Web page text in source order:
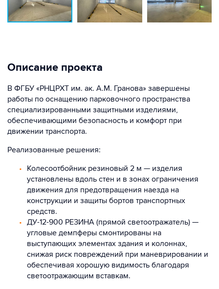
Описание проекта
В ФГБУ «РНЦРХТ им. ак. А.М. Гранова» завершены
работы по оснащению парковочного пространства
специализированными защитными изделиями,
обеспечивающими безопасность и комфорт при
движении транспорта.
Реализованные решения:
Колесоотбойник резиновый 2 м — изделия
установлены вдоль стен и в зонах ограничения
движения для предотвращения наезда на
конструкции и защиты бортов транспортных
средств.
ДУ-12-900 РЕЗИНА (прямой светоотражатель) —
угловые демпферы смонтированы на
выступающих элементах здания и колоннах,
снижая риск повреждений при маневрировании и
обеспечивая хорошую видимость благодаря
светоотражающим вставкам.